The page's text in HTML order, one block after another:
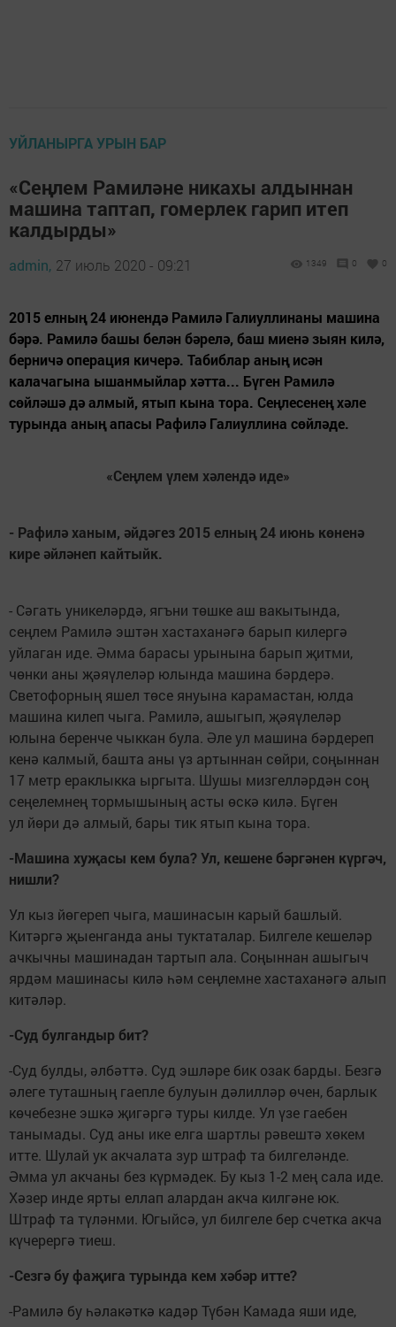
УЙЛАНЫРГА УРЫН БАР
«Сеңлем Рамиләне никахы алдыннан
машина таптап, гомерлек гарип итеп
калдырды»
admin, 27 июль 2020 - 09:21 1349 0 0
2015 елның 24 июнендә Рамилә Галиуллинаны машина
бәрә. Рамилә башы белән бәрелә, баш миенә зыян килә,
берничә операция кичерә. Табиблар аның исән
калачагына ышанмыйлар хәтта... Бүген Рамилә
сөйләшә дә алмый, ятып кына тора. Сеңлесенең хәле
турында аның апасы Рафилә Галиуллина сөйләде.
«Сеңлем үлем хәлендә иде»
- Рафилә ханым, әйдәгез 2015 елның 24 июнь көненә
кире әйләнеп кайтыйк.
- Сәгать уникеләрдә, ягъни төшке аш вакытында,
сеңлем Рамилә эштән хастаханәгә барып килергә
уйлаган иде. Әмма барасы урынына барып җитми,
чөнки аны җәяүлеләр юлында машина бәрдерә.
Светофорның яшел төсе януына карамастан, юлда
машина килеп чыга. Рамилә, ашыгып, җәяүлеләр
юлына беренче чыккан була. Әле ул машина бәрдереп
кенә калмый, башта аны үз артыннан сөйри, соңыннан
17 метр ераклыкка ыргыта. Шушы мизгелләрдән соң
сеңелемнең тормышының асты өскә килә. Бүген
ул йөри дә алмый, бары тик ятып кына тора.
-Машина хуҗасы кем була? Ул, кешене бәргәнен күргәч,
нишли?
Ул кыз йөгереп чыга, машинасын карый башлый.
Китәргә җыенганда аны туктаталар. Билгеле кешеләр
ачкычны машинадан тартып ала. Соңыннан ашыгыч
ярдәм машинасы килә һәм сеңлемне хастаханәгә алып
китәләр.
-Суд булгандыр бит?
-Суд булды, әлбәттә. Суд эшләре бик озак барды. Безгә
әлеге туташның гаепле булуын дәлилләр өчен, барлык
көчебезне эшкә җигәргә туры килде. Ул үзе гаебен
танымады. Суд аны ике елга шартлы рәвештә хөкем
итте. Шулай ук акчалата зур штраф та билгеләнде.
Әмма ул акчаны без күрмәдек. Бу кыз 1-2 мең сала иде.
Хәзер инде ярты еллап алардан акча килгәне юк.
Штраф та түләнми. Югыйсә, ул билгеле бер счетка акча
күчерергә тиеш.
-Сезгә бу фаҗига турында кем хәбәр итте?
-Рамилә бу һәлакәткә кадәр Түбән Камада яши иде,